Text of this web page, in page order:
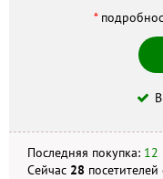
Социальная аптека
заказа на сайте.
Не является публичной
внешний вид могут отличаться,
*
Последняя покупка: 12
Сейчас 28 посетителей